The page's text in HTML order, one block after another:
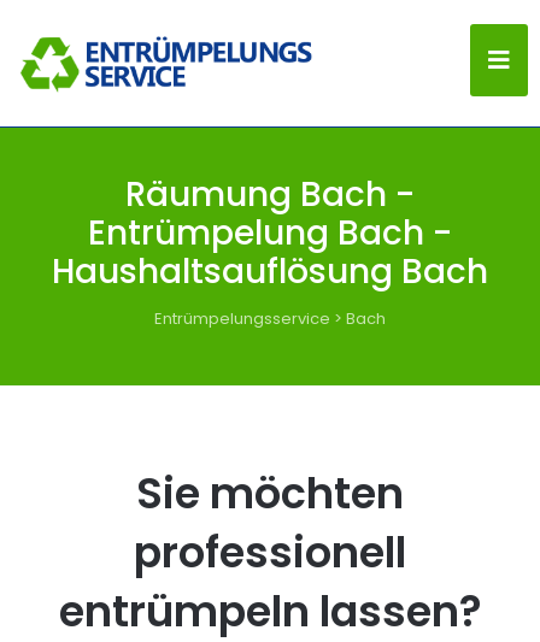
Räumung Bach -
Entrümpelung Bach -
Haushaltsauflösung Bach
Entrümpelungsservice > Bach
Sie möchten
professionell
entrümpeln lassen?